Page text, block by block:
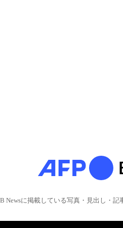
Newsに掲載している写真・見出し・